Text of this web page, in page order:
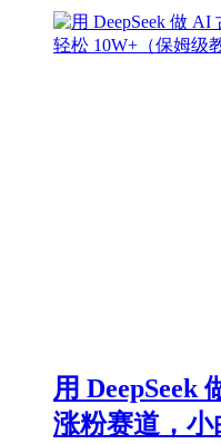
用 DeepSeek
涨粉赛道，